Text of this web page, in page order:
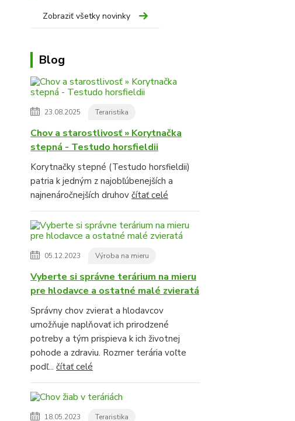
Zobraziť všetky novinky
Blog
23.08.2025 Teraristika
Chov a starostlivosť » Korytnačka
stepná - Testudo horsfieldii
Korytnačky stepné (Testudo horsfieldii)
patria k jedným z najobľúbenejších a
najnenáročnejších druhov čítať celé
05.12.2023 Výroba na mieru
Vyberte si správne terárium na mieru
pre hlodavce a ostatné malé zvieratá
Správny chov zvierat a hlodavcov
umožňuje naplňovať ich prirodzené
potreby a tým prispieva k ich životnej
pohode a zdraviu. Rozmer terária voľte
podľ... čítať celé
18.05.2023 Teraristika